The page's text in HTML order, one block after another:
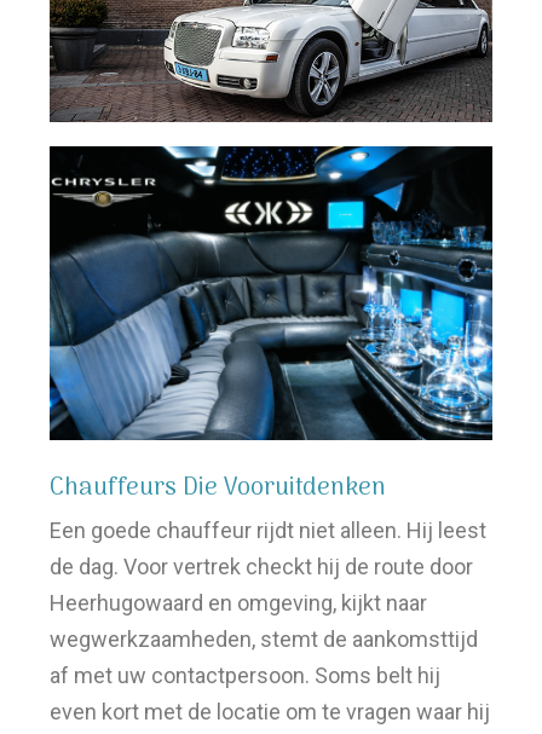
Chauffeurs Die Vooruitdenken
Een goede chauffeur rijdt niet alleen. Hij leest
de dag. Voor vertrek checkt hij de route door
Heerhugowaard en omgeving, kijkt naar
wegwerkzaamheden, stemt de aankomsttijd
af met uw contactpersoon. Soms belt hij
even kort met de locatie om te vragen waar hij